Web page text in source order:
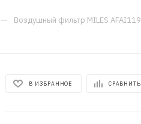
— Воздушный фильтр MILES AFAI119
В ИЗБРАННОЕ СРАВНИТЬ